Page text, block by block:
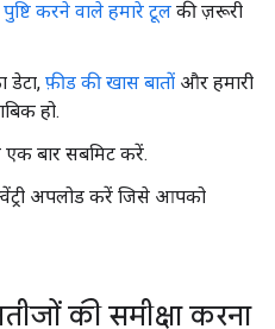
पुष्टि करने वाले हमारे टूल की ज़रूरी
डेटा, फ़ीड की खास बातों और हमारी
हो.
बार सबमिट करें.
अपलोड करें जिसे आपको
की समीक्षा करना